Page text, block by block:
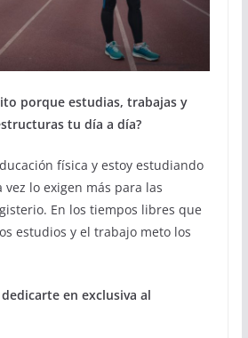
porque estudias, trabajas y
tu día a día?
física y estoy estudiando
lo exigen más para las
En los tiempos libres que
estudios y el trabajo meto los
en exclusiva al